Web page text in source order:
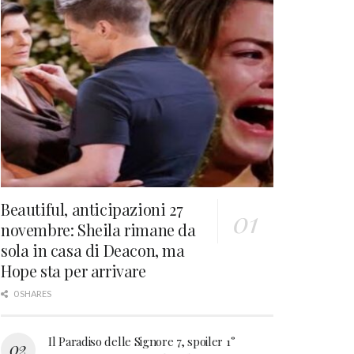
Beautiful, anticipazioni 27
novembre: Sheila rimane da
sola in casa di Deacon, ma
Hope sta per arrivare
0 SHARES
Il Paradiso delle Signore 7, spoiler 1°